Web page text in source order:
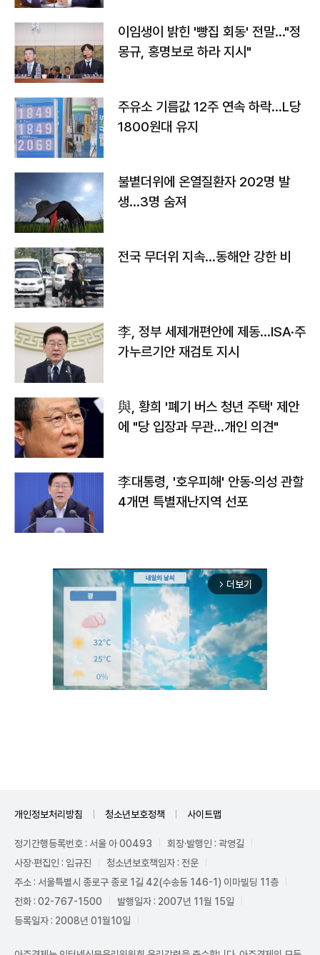
이임생이 밝힌 '빵집 회동' 전말…"정
몽규, 홍명보로 하라 지시"
주유소 기름값 12주 연속 하락…L당
1800원대 유지
불볕더위에 온열질환자 202명 발
생…3명 숨져
전국 무더위 지속…동해안 강한 비
李, 정부 세제개편안에 제동…ISA·주
가누르기안 재검토 지시
與, 황희 '폐기 버스 청년 주택' 제안
에 "당 입장과 무관…개인 의견"
李대통령, '호우피해' 안동·의성 관할
4개면 특별재난지역 선포
arrow_forward_ios 더보기
개인정보처리방침 청소년보호정책 사이트맵
정기간행등록번호 : 서울 아 00493
회장·발행인 : 곽영길
사장·편집인 : 임규진
청소년보호책임자 : 전운
주소 : 서울특별시 종로구 종로 1길 42(수송동 146-1) 이마빌딩 11층
전화 : 02-767-1500
발행일자 : 2007년 11월 15일
등록일자 : 2008년 01월10일